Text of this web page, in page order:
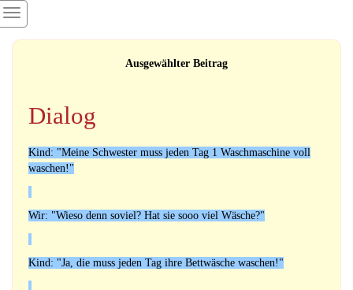
Ausgewählter Beitrag
Dialog
Kind: "Meine Schwester muss jeden Tag 1 Waschmaschine voll
waschen!"
Wir: "Wieso denn soviel? Hat sie sooo viel Wäsche?"
Kind: "Ja, die muss jeden Tag ihre Bettwäsche waschen!"